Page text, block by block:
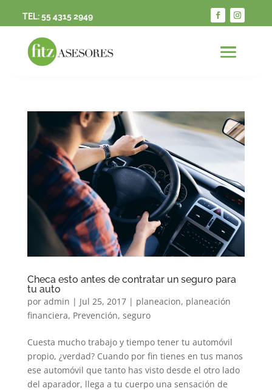
TEL:55 4315 2949
Checa esto antes de contratar un seguro para
tu auto
por admin | Jul 25, 2017| planeacion, planeación
financiera, Prevención, seguro
Cuesta mucho trabajo y tiempo tener tu automóvil
propio, ¿verdad? Cuando por fin tienes en tus manos
ese automóvil que tanto has visto desde el otro lado
del aparador, llega a tu cuerpo una sensación de